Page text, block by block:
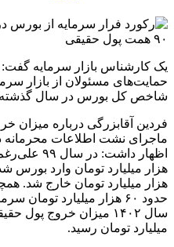
یک کارشناس بازار سرمایه گفت:
حمایت‌های مسئولان از بازار
شاخص کل بورس در سال
فردین آقابزرگی درباره میزان
ماجرای نشت اطلاعات محرمانه
حدود ۶۰ هزار میلیارد
میلیارد تومان رسید.